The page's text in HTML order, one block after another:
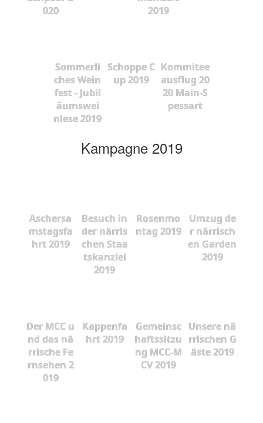
020
2019
Sommerli
ches Wein
fest - Jubil
äumswei
nlese 2019
Schoppe C
up 2019
Kommitee
ausflug 20
20 Main-S
pessart
Kampagne 2019
Aschersa
mstagsfa
hrt 2019
Besuch in
der närris
chen Staa
tskanzlei
2019
Rosenmo
ntag 2019
Umzug de
r närrisch
en Garden
2019
Der MCC u
nd das nä
rrische Fe
rnsehen 2
019
Kappenfa
hrt 2019
Gemeinsc
haftssitzu
ng MCC-M
CV 2019
Unsere nä
rrischen G
äste 2019